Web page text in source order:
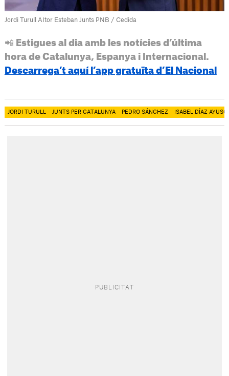
Jordi Turull AItor Esteban Junts PNB / Cedida
📲 Estigues al dia amb les notícies d’última
hora de Catalunya, Espanya i Internacional.
Descarrega’t aquí l’app gratuïta d’El Nacional
JORDI TURULL JUNTS PER CATALUNYA PEDRO SÁNCHEZ ISABEL DÍAZ AYUSO